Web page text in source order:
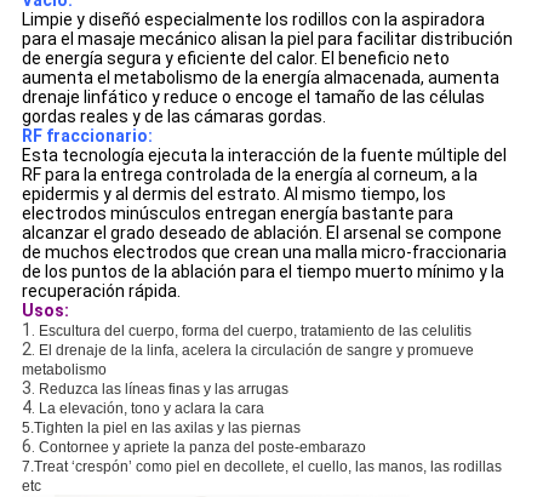
Limpie y diseñó especialmente los rodillos con la aspiradora
para el masaje mecánico alisan la piel para facilitar distribución
de energía segura y eficiente del calor. El beneficio neto
aumenta el metabolismo de la energía almacenada, aumenta
drenaje linfático y reduce o encoge el tamaño de las células
gordas reales y de las cámaras gordas.
RF fraccionario:
Esta tecnología ejecuta la interacción de la fuente múltiple del
RF para la entrega controlada de la energía al corneum, a la
epidermis y al dermis del estrato. Al mismo tiempo, los
electrodos minúsculos entregan energía bastante para
alcanzar el grado deseado de ablación. El arsenal se compone
de muchos electrodos que crean una malla micro-fraccionaria
de los puntos de la ablación para el tiempo muerto mínimo y la
recuperación rápida.
Usos:
1.
Escultura del cuerpo, forma del cuerpo, tratamiento de las celulitis
2.
El drenaje de la linfa, acelera la circulación de sangre y promueve
metabolismo
3. Reduzca las líneas finas y las arrugas
4. La elevación, tono y aclara la cara
5.Tighten la piel en las axilas y las piernas
6. Contornee y apriete la panza del poste-embarazo
7.Treat ‘crespón’ como piel en decollete, el cuello, las manos, las rodillas
etc